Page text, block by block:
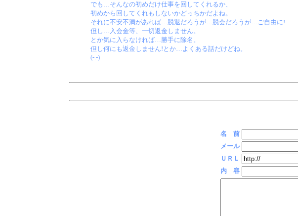
でも…そんなの初めだけ仕事を回してくれるか、
初めから回してくれもしないかどっちかだよね。
それに不安不満があれば…脱退だろうが…脱会だろうが…ご自由に!
但し…入会金等、一切返金しません。
とか気に入らなければ…勝手に除名。
但し何にも返金しません!とか…よくある話だけどね。
(-.-)
名 前
メール
ＵＲＬ
内 容